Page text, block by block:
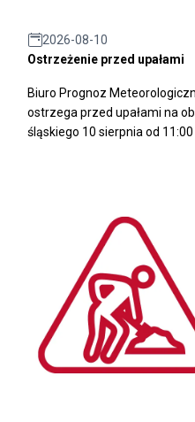
2026-08-10
Ostrzeżenie przed upałami
Biuro Prognoz
ostrzega przed upałami na
śląskiego 10 sierpnia od 11:00